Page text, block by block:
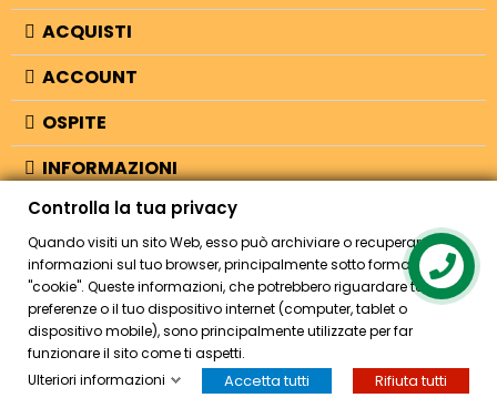
ACQUISTI
ACCOUNT
OSPITE
INFORMAZIONI
NEGOZIO
© 2026 - Bellearti.it -credits
HOME ACCOUNT CASSA CERCA
Controlla la tua privacy
Quando visiti un sito Web, esso può archiviare o recuperare
informazioni sul tuo browser, principalmente sotto forma di
"cookie". Queste informazioni, che potrebbero riguardare te, le tue
preferenze o il tuo dispositivo internet (computer, tablet o
dispositivo mobile), sono principalmente utilizzate per far
funzionare il sito come ti aspetti.
Ulteriori informazioni
Accetta tutti Rifiuta tutti
Contact us